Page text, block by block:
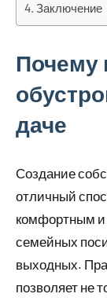
Заключение
Почему
даче
Создание
отличный
комфортным и
семейных
выходных.
позволяет не